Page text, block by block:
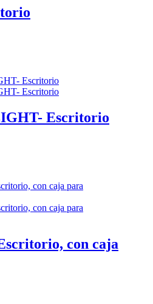
Escritorio
con caja